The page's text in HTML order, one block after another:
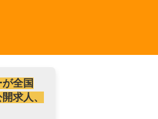
全国
求人、